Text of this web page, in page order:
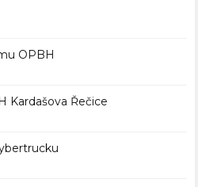
OPBH
Kardašova Řečice